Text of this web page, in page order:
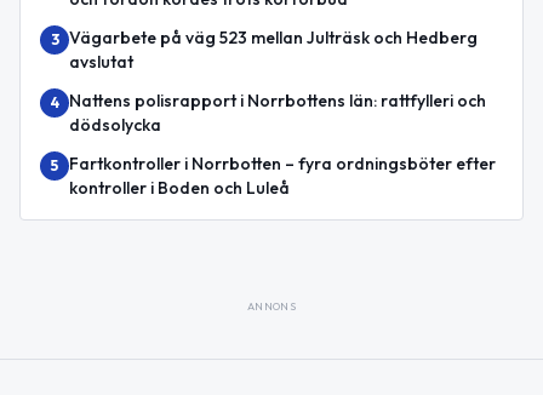
3 Vägarbete på väg 523 mellan Julträsk och Hedberg
avslutat
4
Nattens polisrapport i Norrbottens län: rattfylleri och
dödsolycka
5
Fartkontroller i Norrbotten – fyra ordningsböter efter
kontroller i Boden och Luleå
ANNONS